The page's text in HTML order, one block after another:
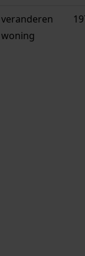
veranderen
woning